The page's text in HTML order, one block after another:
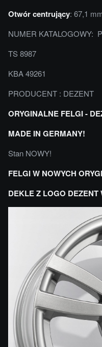
Otwór centrujący: 67,1
NUMER KATALOGOWY:
TS 8987
KBA 49261
PRODUCENT : DEZENT
ORYGINALNE FELGI -
MADE IN GERMANY!
Stan NOWY!
FELGI W NOWYCH
DEKLE Z LOGO DEZENT